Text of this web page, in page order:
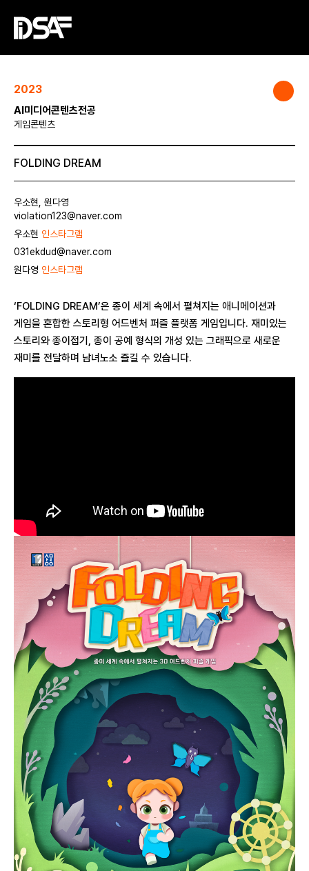
2023
AI미디어콘텐츠전공
게임콘텐츠
FOLDING DREAM
우소현, 원다영
violation123@naver.com
우소현 인스타그램
031ekdud@naver.com
원다영 인스타그램
‘FOLDING DREAM’은 종이 세계 속에서 펼쳐지는 애니메이션과
게임을 혼합한 스토리형 어드벤처 퍼즐 플랫폼 게임입니다. 재미있는
스토리와 종이접기, 종이 공예 형식의 개성 있는 그래픽으로 새로운
재미를 전달하며 남녀노소 즐길 수 있습니다.